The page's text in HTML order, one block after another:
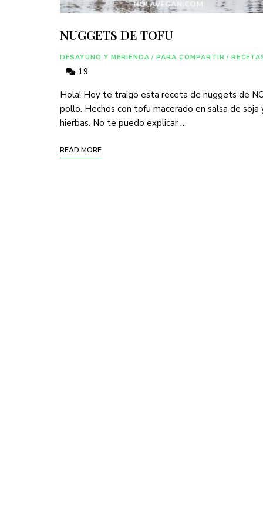
NUGGETS DE TOFU
DESAYUNO Y MERIENDA / PARA COMPARTIR /
19
Hola! Hoy te traigo esta receta de nuggets de
pollo. Hechos con tofu macerado en salsa de soja
hierbas. No te puedo explicar …
READ MORE